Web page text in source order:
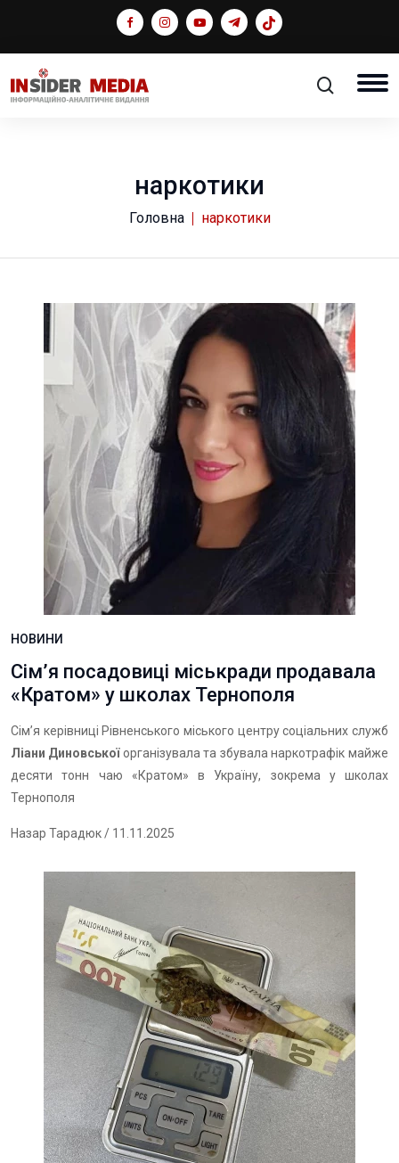
наркотики
Головна наркотики
НОВИНИ
Сім’я посадовиці міськради продавала
«Кратом» у школах Тернополя
Сім’я керівниці Рівненського міського центру соціальних служб
Ліани Диновськоїорганізувала та збувала наркотрафік майже
десяти тонн чаю «Кратом» в Україну, зокрема у школах
Тернополя
Назар Тарадюк/ 11.11.2025